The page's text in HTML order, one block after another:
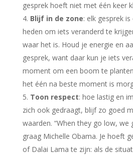
gesprek hoeft niet met één keer
Blijf in de zone: elk gesprek
heden om iets veranderd te
waar het is. Houd je energie en
gesprek, want daar kun je iets
moment om een boom te
het één na beste moment is
Toon respect: hoe lastig en
zich ook gedraagt, blijf zo goed
waarden. “When they go low, we
graag Michelle Obama. Je hoeft
of Dalai Lama te zijn: als de